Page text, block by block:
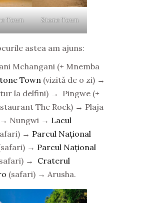
Town Stone Town
astea am ajuns:
Mchangani (+ Mnemba
Town (vizită de o zi) →
la delfini) → Pingwe (+
The Rock) → Plaja
Nungwi → Lacul
→ Parcul Național
→ Parcul Național
→ Craterul
(safari) → Arusha.